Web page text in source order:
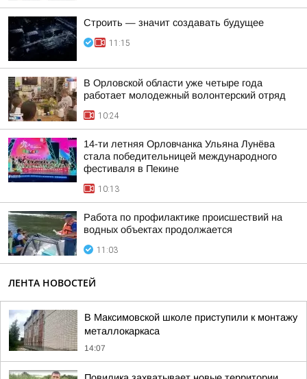
Строить — значит создавать будущее
11:15
В Орловской области уже четыре года
работает молодежный волонтерский отряд
10:24
14-ти летняя Орловчанка Ульяна Лунёва
стала победительницей международного
фестиваля в Пекине
10:13
Работа по профилактике происшествий на
водных объектах продолжается
11:03
ЛЕНТА НОВОСТЕЙ
В Максимовской школе приступили к монтажу
металлокаркаса
14:07